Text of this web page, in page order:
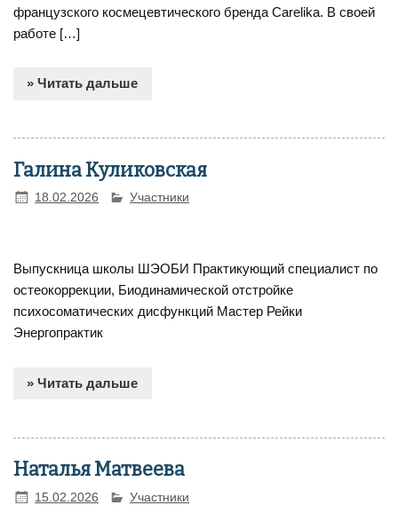
французского космецевтического бренда Carelika. В своей
работе […]
» Читать дальше
Галина Куликовская
18.02.2026 Участники
Выпускница школы ШЭОБИ Практикующий специалист по
остеокоррекции, Биодинамической отстройке
психосоматических дисфункций Мастер Рейки
Энергопрактик
» Читать дальше
Наталья Матвеева
15.02.2026 Участники